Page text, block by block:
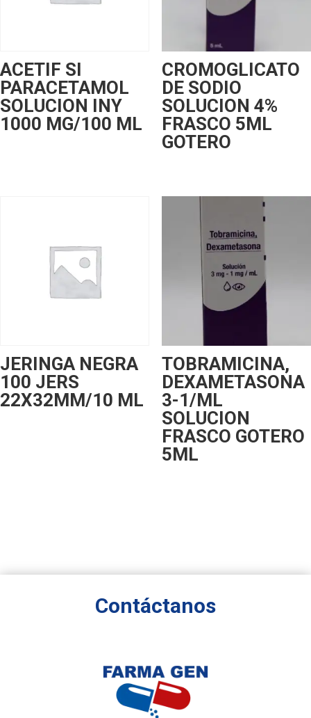
ACETIF SI
PARACETAMOL
SOLUCION INY
1000 MG/100 ML
CROMOGLICATO
DE SODIO
SOLUCION 4%
FRASCO 5ML
GOTERO
JERINGA NEGRA
100 JERS
22X32MM/10 ML
TOBRAMICINA,
DEXAMETASONA
3-1/ML
SOLUCION
FRASCO GOTERO
5ML
Contáctanos